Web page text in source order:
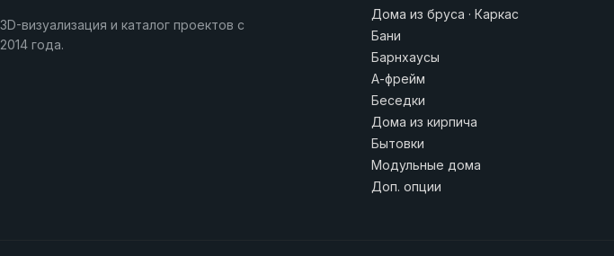
3D-визуализация и каталог проектов с
2014 года.
Дома из бруса · Каркас
Бани
Барнхаусы
А-фрейм
Беседки
Дома из кирпича
Бытовки
Модульные дома
Доп. опции